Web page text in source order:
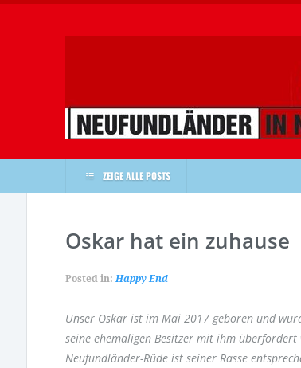
ZEIGE ALLE POSTS
Oskar hat ein zuhause
Posted in:Happy End
Unser Oskar ist im Mai 2017 geboren und
seine ehemaligen Besitzer mit ihm
Neufundländer-Rüde ist seiner Rasse